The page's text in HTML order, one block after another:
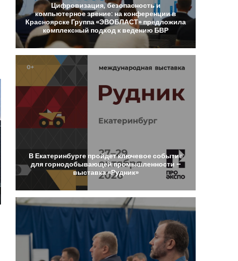
Цифровизация,безопасностьи
компьютерноезрение: на конференциив
КрасноярскеГруппа«ЭВОБЛАСТ» предложила
комплексный подход к ведению БВР
В Екатеринбурге пройдетключевоесобытие
для горнодобывающейпромышленности –
выставка«Рудник»